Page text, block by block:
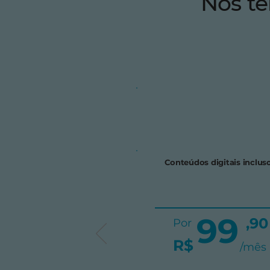
Conteúdos digitais
99
Por
R$
,90
/mês